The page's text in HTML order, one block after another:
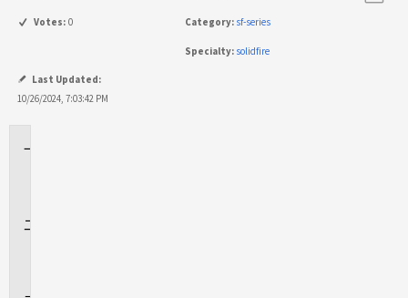
Votes: 0 Category: sf-series
Specialty: solidfire
Last Updated:
10/26/2024, 7:03:42 PM